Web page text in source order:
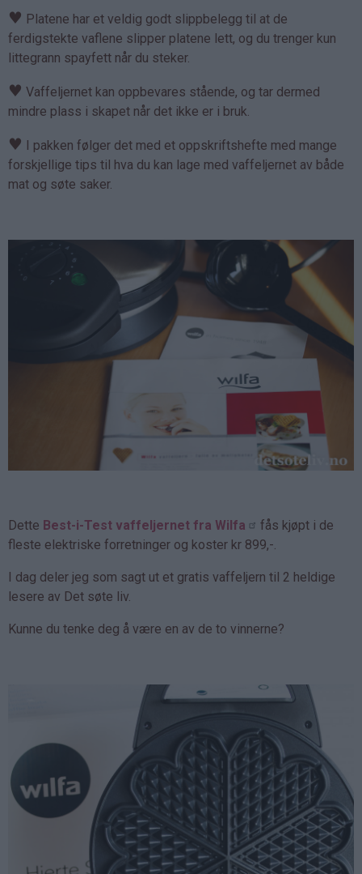
♥ Platene har et veldig godt slippbelegg til at de
ferdigstekte vaflene slipper platene lett, og du trenger kun
littegrann spayfett når du steker.
♥ Vaffeljernet kan oppbevares stående, og tar dermed
mindre plass i skapet når det ikke er i bruk.
♥ I pakken følger det med et oppskriftshefte med mange
forskjellige tips til hva du kan lage med vaffeljernet av både
mat og søte saker.
Dette Best-i-Test vaffeljernet fra Wilfa
fås kjøpt i de
fleste elektriske forretninger og koster kr 899,-.
I dag deler jeg som sagt ut et gratis vaffeljern til 2 heldige
lesere av Det søte liv.
Kunne du tenke deg å være en av de to vinnerne?